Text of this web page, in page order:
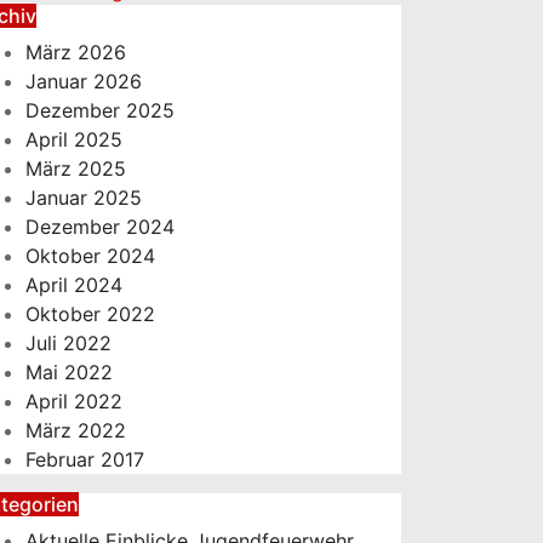
März 2026
Januar 2026
Dezember 2025
April 2025
März 2025
Januar 2025
Dezember 2024
Oktober 2024
April 2024
Oktober 2022
Juli 2022
Mai 2022
April 2022
März 2022
Februar 2017